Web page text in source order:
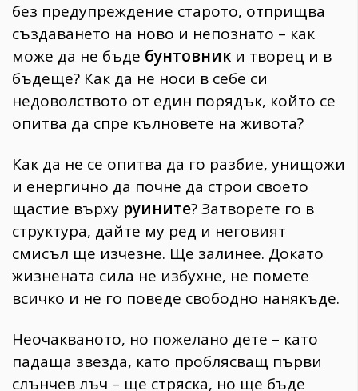
без предупреждение старото, отприщва
създаването на ново и непознато – как
може да не бъде бунтовник и творец и в
бъдеще? Как да не носи в себе си
недоволството от един порядък, който се
опитва да спре кълновете на живота?
Как да не се опитва да го разбие, унищожи
и енергично да почне да строи своето
щастие върху руините? Затворете го в
структура, дайте му ред и неговият
смисъл ще изчезне. Ще залинее. Докато
жизнената сила не избухне, не помете
всичко и не го поведе свободно нанякъде.
Неочакваното, но пожелано дете – като
падаща звезда, като проблясващ първи
слънчев лъч – ще стряска, но ще бъде